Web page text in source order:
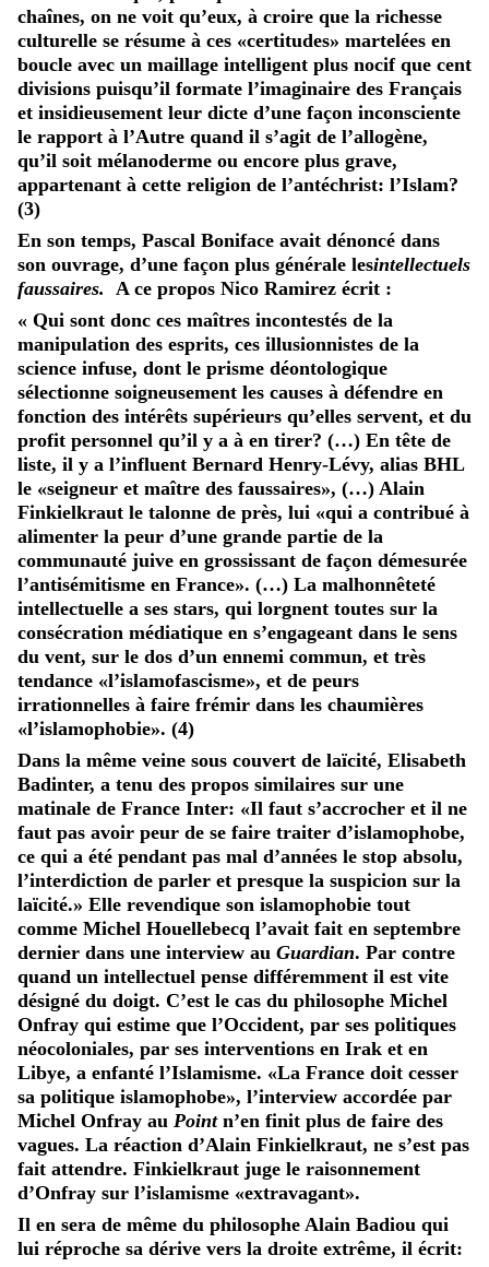
chaînes, on ne voit qu’eux, à croire que la richesse
culturelle se résume à ces «certitudes» martelées en
boucle avec un maillage intelligent plus nocif que cent
divisions puisqu’il formate l’imaginaire des Français
et insidieusement leur dicte d’une façon inconsciente
le rapport à l’Autre quand il s’agit de l’allogène,
qu’il soit mélanoderme ou encore plus grave,
appartenant à cette religion de l’antéchrist: l’Islam?
(3)
En son temps, Pascal Boniface avait dénoncé dans
son ouvrage, d’une façon plus générale lesintellectuels
faussaires. A ce propos Nico Ramirez écrit :
« Qui sont donc ces maîtres incontestés de la
manipulation des esprits, ces illusionnistes de la
science infuse, dont le prisme déontologique
sélectionne soigneusement les causes à défendre en
fonction des intérêts supérieurs qu’elles servent, et du
profit personnel qu’il y a à en tirer? (…) En tête de
liste, il y a l’influent Bernard Henry-Lévy, alias BHL
le «seigneur et maître des faussaires», (…) Alain
Finkielkraut le talonne de près, lui «qui a contribué à
alimenter la peur d’une grande partie de la
communauté juive en grossissant de façon démesurée
l’antisémitisme en France». (…) La malhonnêteté
intellectuelle a ses stars, qui lorgnent toutes sur la
consécration médiatique en s’engageant dans le sens
du vent, sur le dos d’un ennemi commun, et très
tendance «l’islamofascisme», et de peurs
irrationnelles à faire frémir dans les chaumières
«l’islamophobie». (4)
Dans la même veine sous couvert de laïcité, Elisabeth
Badinter, a tenu des propos similaires sur une
matinale de France Inter: «Il faut s’accrocher et il ne
faut pas avoir peur de se faire traiter d’islamophobe,
ce qui a été pendant pas mal d’années le stop absolu,
l’interdiction de parler et presque la suspicion sur la
laïcité.» Elle revendique son islamophobie tout
comme Michel Houellebecq l’avait fait en septembre
dernier dans une interview au Guardian. Par contre
quand un intellectuel pense différemment il est vite
désigné du doigt. C’est le cas du philosophe Michel
Onfray qui estime que l’Occident, par ses politiques
néocoloniales, par ses interventions en Irak et en
Libye, a enfanté l’Islamisme. «La France doit cesser
sa politique islamophobe», l’interview accordée par
Michel Onfray au Pointn’en finit plus de faire des
vagues. La réaction d’Alain Finkielkraut, ne s’est pas
fait attendre. Finkielkraut juge le raisonnement
d’Onfray sur l’islamisme «extravagant».
Il en sera de même du philosophe Alain Badiou qui
lui réproche sa dérive vers la droite extrême, il écrit: